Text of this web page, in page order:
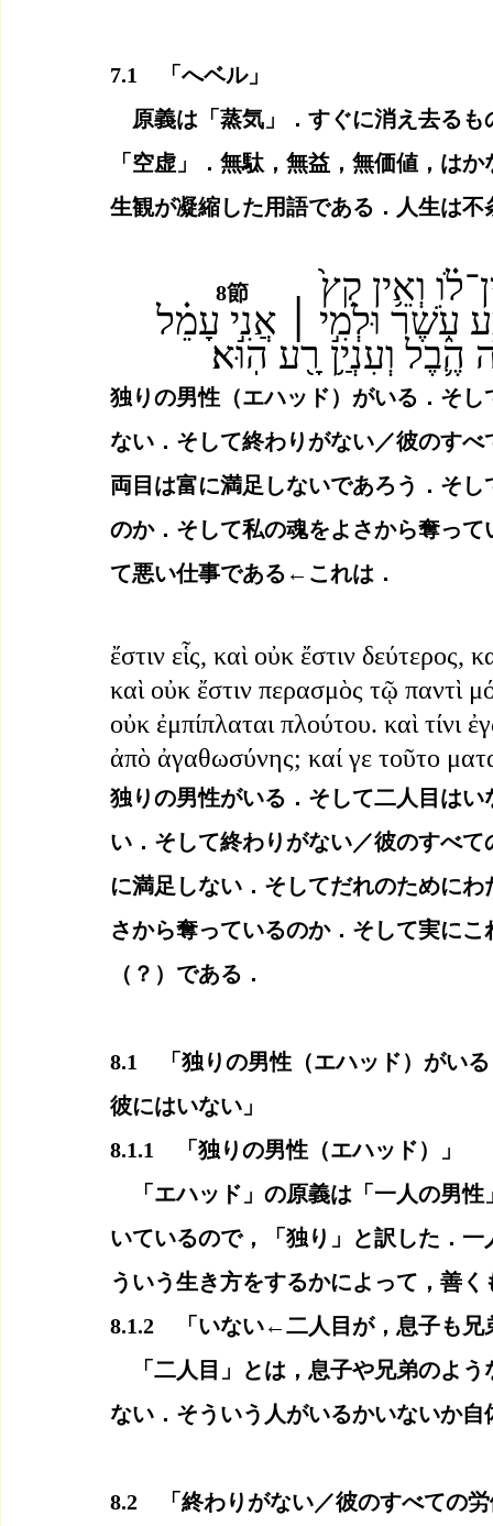
7.1　「へベル」
原義は「蒸気」．すぐに消え去る
「空虚」．無駄，無益，無価値，は
生観が凝縮した用語である．人生は
8節 יֵ֣שׁ אֶחָד֩ וְאֵ֨ין שֵׁנִ֜י גַּ֣ם בֵּ֧ן וָאָ֣ח אֵֽין־לֹ֗ו וְאֵ֥ין קֵץ֙
עֹ֑שֶׁר וּלְמִ֣י ׀ אֲנִ֣י עָמֵ֗ל
וְעִנְיַ֥ן רָ֖ע הֽוּא׃
独りの男性（エハッド）がいる．そ
ない．そして終わりがない／彼のす
両目は富に満足しないであろう．そ
のか．そして私の魂をよさから奪っ
て悪い仕事である←これは．
ἔστιν εἷς, καὶ οὐκ ἔστιν δεύτερος,
καὶ οὐκ ἔστιν περασμὸς τῷ παντὶ
οὐκ ἐμπίπλαται πλούτου. καὶ
ἀπὸ ἀγαθωσύνης; καί γε τοῦτο
独りの男性がいる．そして二人目は
い．そして終わりがない／彼のすべ
に満足しない．そしてだれのために
さから奪っているのか．そして実に
（？）である．
8.1　「独りの男性（エハッド）がい
彼にはいない」
8.1.1　「独りの男性（エハッド）」
「エハッド」の原義は「一人の男性
いているので，「独り」と訳した．
ういう生き方をするかによって，善く
8.1.2　「いない←二人目が，息子も兄
「二人目」とは，息子や兄弟のよう
ない．そういう人がいるかいないか
8.2　「終わりがない／彼のすべての